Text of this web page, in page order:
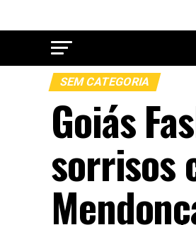
SEM CATEGORIA
Goiás
sorrisos